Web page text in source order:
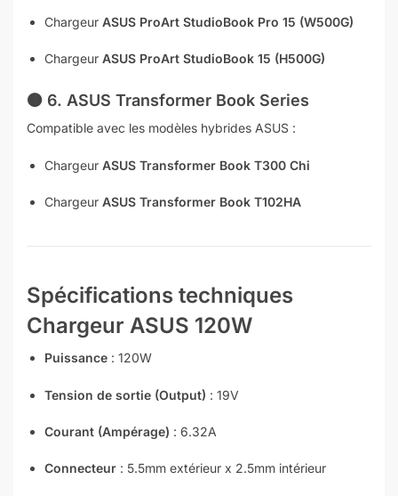
Chargeur ASUS ProArt StudioBook Pro 15 (W500G)
Chargeur ASUS ProArt StudioBook 15 (H500G)
🟤 6. ASUS Transformer Book Series
Compatible avec les modèles hybrides ASUS :
Chargeur ASUS Transformer Book T300 Chi
Chargeur ASUS Transformer Book T102HA
Spécifications techniques
Chargeur ASUS 120W
Puissance : 120W
Tension de sortie (Output) : 19V
Courant (Ampérage) : 6.32A
Connecteur : 5.5mm extérieur x 2.5mm intérieur